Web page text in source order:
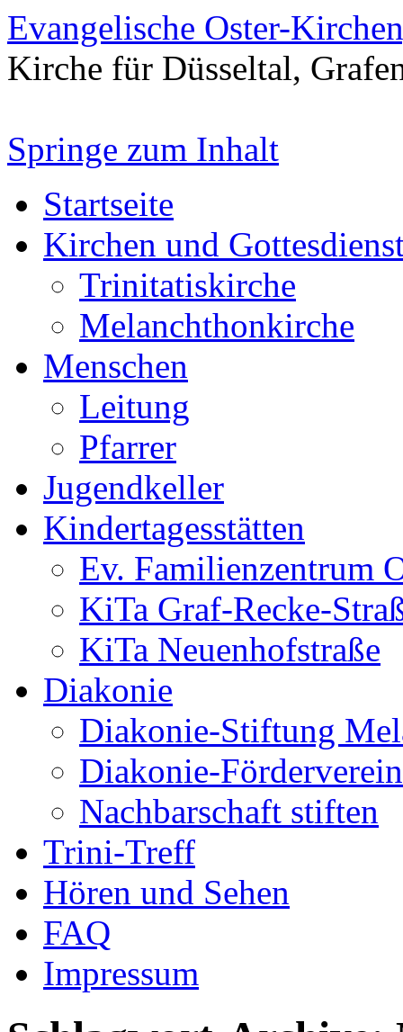
Evangelische Oster-
Kirche für Düsseltal,
Springe zum Inhalt
Startseite
Kirchen und
Trinitatiskirche
Melanchthonkirche
Menschen
Leitung
Pfarrer
Jugendkeller
Kindertagesstätten
Ev. Familienzentrum
KiTa Graf-Recke-
KiTa Neuenhofstraße
Diakonie
Diakonie-Stiftung
Diakonie-
Nachbarschaft stiften
Trini-Treff
Hören und Sehen
FAQ
Impressum